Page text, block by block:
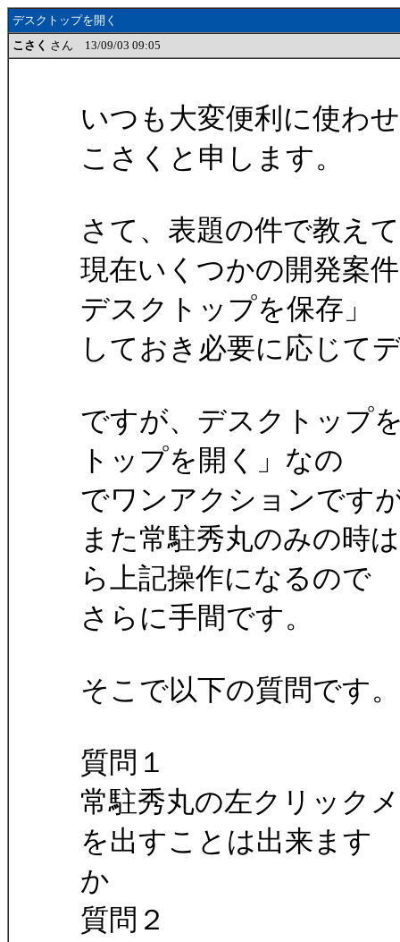
デスクトップを開く
こさく さん 13/09/03 09:05
いつも大変便利に使わ
こさくと申します。
さて、表題の件で教え
現在いくつかの開発案
デスクトップを保存」
しておき必要に応じて
ですが、デスクトップ
トップを開く」なの
でワンアクションです
また常駐秀丸のみの時
ら上記操作になるので
さらに手間です。
そこで以下の質問です。
質問１
常駐秀丸の左クリック
を出すことは出来ます
か
質問２